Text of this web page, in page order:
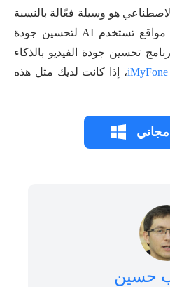
هو وسيلة فعّالة بالنسبة
لنا. في هذا المقال، قدمنا 4 مواقع تستخدم AI لتحسين جودة
تحسين جودة الفيديو بالذكاء
، إذا كانت لديك مثل هذه
حسين